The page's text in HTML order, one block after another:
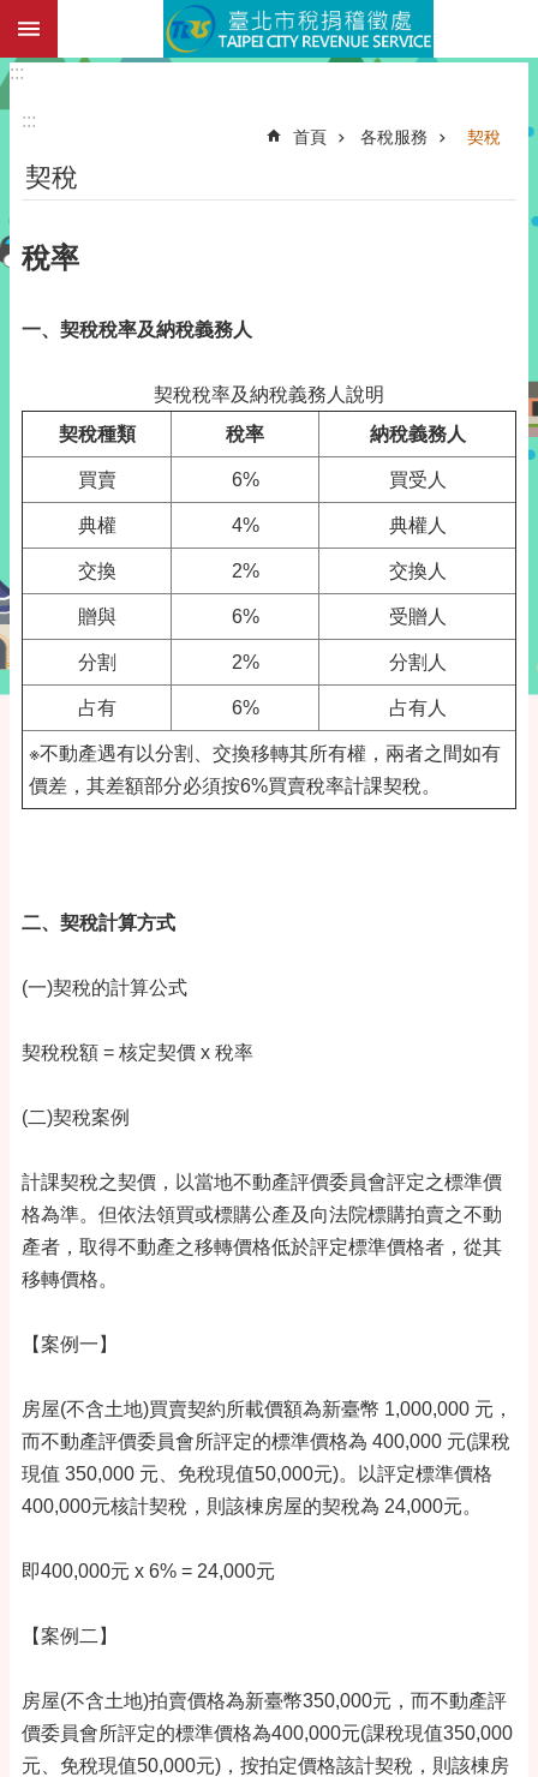
跳到主要內容區塊
:::
:::
首頁 各稅服務 契稅
契稅
稅率
一、契稅稅率及納稅義務人
契稅種類 稅率 納稅義務人
契稅稅率及納稅義務人說明
買賣 6% 買受人
典權 4% 典權人
交換 2% 交換人
贈與 6% 受贈人
分割 2% 分割人
占有 6% 占有人
※不動產遇有以分割、交換移轉其所有權，兩者之間如有
價差，其差額部分必須按6%買賣稅率計課契稅。
二、契稅計算方式
(一)契稅的計算公式
契稅稅額 = 核定契價 x 稅率
(二)契稅案例
計課契稅之契價，以當地不動產評價委員會評定之標準價
格為準。但依法領買或標購公產及向法院標購拍賣之不動
產者，取得不動產之移轉價格低於評定標準價格者，從其
移轉價格。
【案例一】
房屋(不含土地)買賣契約所載價額為新臺幣 1,000,000 元，
而不動產評價委員會所評定的標準價格為 400,000 元(課稅
現值 350,000 元、免稅現值50,000元)。以評定標準價格
400,000元核計契稅，則該棟房屋的契稅為 24,000元。
即400,000元 x 6% = 24,000元
【案例二】
房屋(不含土地)拍賣價格為新臺幣350,000元，而不動產評
價委員會所評定的標準價格為400,000元(課稅現值350,000
元、免稅現值50,000元)，按拍定價格該計契稅，則該棟房